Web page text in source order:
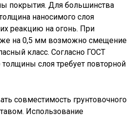
покрытия. Для большинства
наносимого слоя
реакцию на огонь. При
на 0,5 мм возможно смещение
класс. Согласно ГОСТ
слоя требует повторной
совместимость грунтовочного
Использование